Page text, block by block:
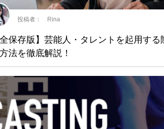
全保存版】芸能人・タレントを起用する
法を徹底解説！
投稿者： Rina